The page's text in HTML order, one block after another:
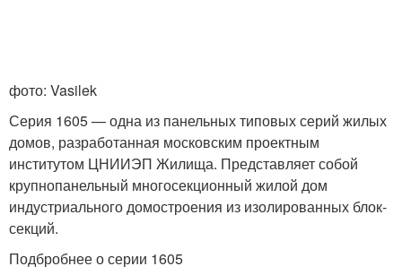
фото: Vasilek
Серия 1605 — одна из панельных типовых серий жилых
домов, разработанная московским проектным
институтом ЦНИИЭП Жилища. Представляет собой
крупнопанельный многосекционный жилой дом
индустриального домостроения из изолированных блок-
секций.
Подбробнее о серии 1605